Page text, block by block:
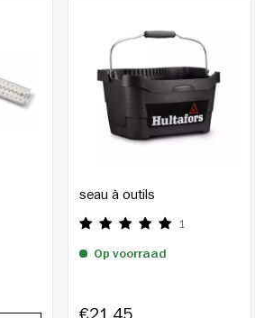
seau à outils
1
Op voorraad